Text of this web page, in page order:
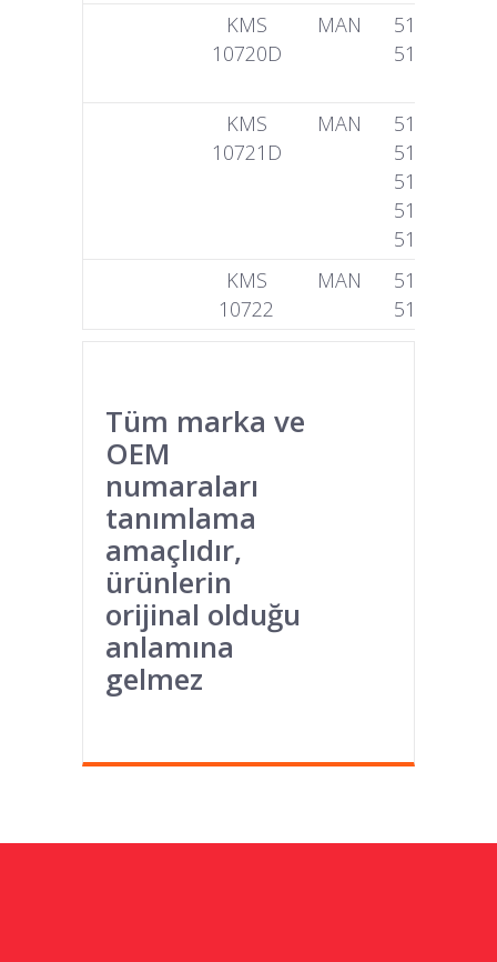
KMS
10720D
MAN
KMS
10721D
MAN
KMS
10722
MAN
Tüm marka ve
OEM
numaraları
tanımlama
amaçlıdır,
ürünlerin
orijinal olduğu
anlamına
gelmez